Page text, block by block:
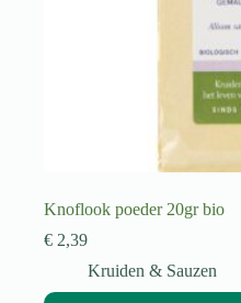
Knoflook poeder 20gr bio
€ 2,39
Kruiden & Sauzen